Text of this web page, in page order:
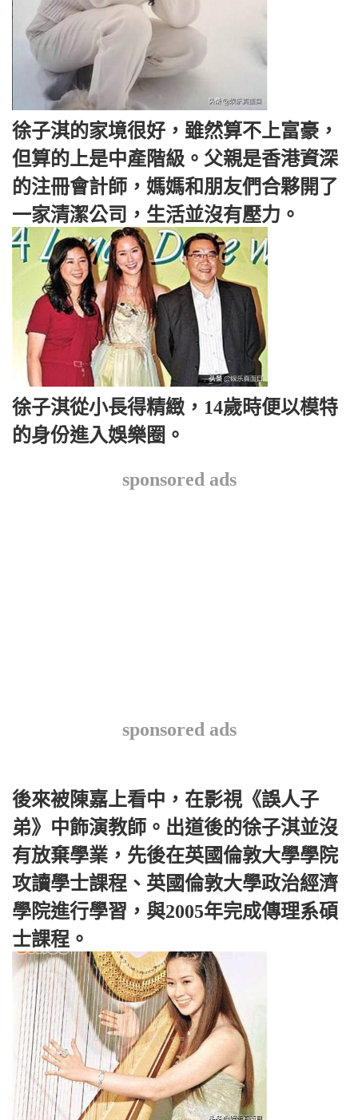
徐子淇的家境很好，雖然算不上富豪，
但算的上是中產階級。父親是香港資深
的注冊會計師，媽媽和朋友們合夥開了
一家清潔公司，生活並沒有壓力。
徐子淇從小長得精緻，14歲時便以模特
的身份進入娛樂圈。
sponsored ads
sponsored ads
後來被陳嘉上看中，在影視《誤人子
弟》中飾演教師。出道後的徐子淇並沒
有放棄學業，先後在英國倫敦大學學院
攻讀學士課程、英國倫敦大學政治經濟
學院進行學習，與2005年完成傳理系碩
士課程。